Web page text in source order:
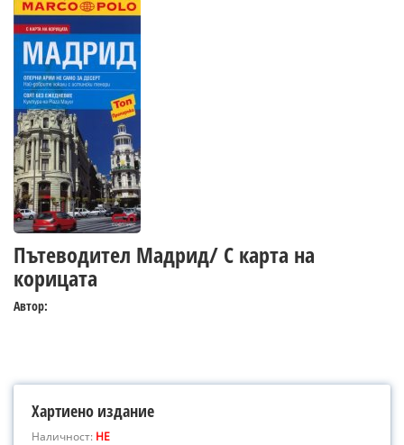
Пътеводител Мадрид/ С карта на
корицата
Автор:
Хартиено издание
Наличност: НЕ